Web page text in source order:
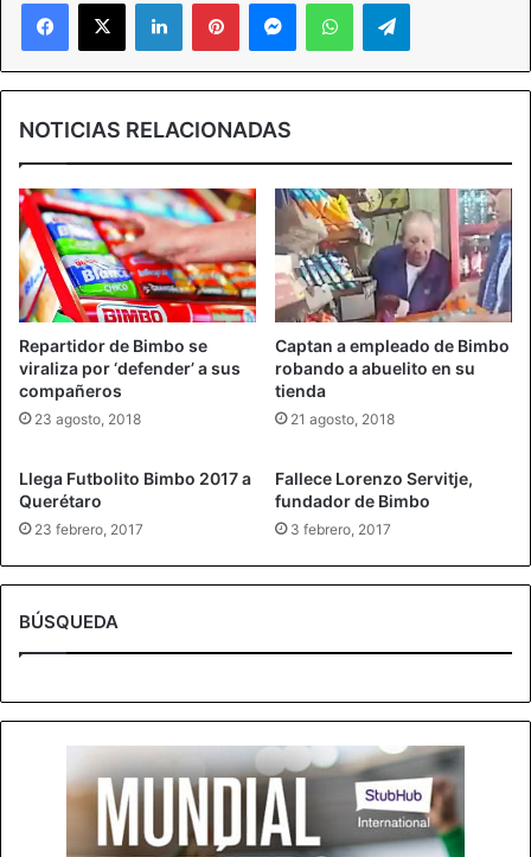
NOTICIAS RELACIONADAS
Repartidor de Bimbo se
viraliza por ‘defender’ a sus
compañeros
23 agosto, 2018
Captan a empleado de Bimbo
robando a abuelito en su
tienda
21 agosto, 2018
Llega Futbolito Bimbo 2017 a
Querétaro
23 febrero, 2017
Fallece Lorenzo Servitje,
fundador de Bimbo
3 febrero, 2017
BÚSQUEDA